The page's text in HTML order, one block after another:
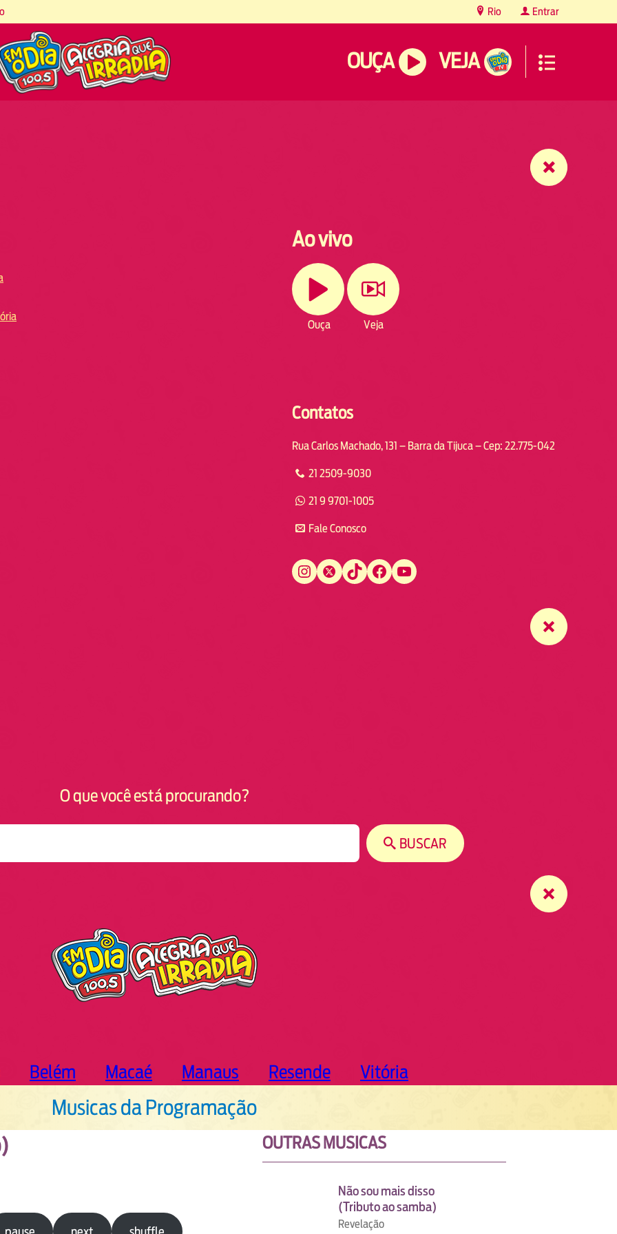
Rio Entrar
OUÇA VEJA
Ao vivo
Ouça Veja
Contatos
Rua Carlos Machado, 131 – Barra da Tijuca – Cep: 22.775-042
21 2509-9030
21 9 9701-1005
Fale Conosco
Instagram Twitter TikTok Facebook YouTube
O que você está procurando?
BUSCAR
Belém Macaé Manaus Resende Vitória
Musicas da Programação
OUTRAS MUSICAS
Não sou mais disso
(Tributo ao samba)
Revelação